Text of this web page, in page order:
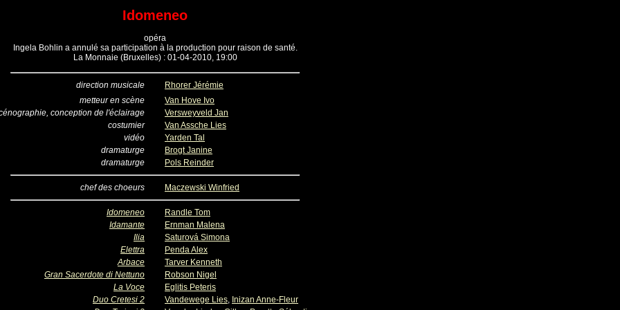
Idomeneo
opéra
Ingela Bohlin a annulé sa participation à la production pour raison de santé.
La Monnaie (Bruxelles) : 01-04-2010, 19:00
direction musicale
Rhorer Jérémie
metteur en scène
Van Hove Ivo
conception de l'éclairage
Versweyveld Jan
costumier
Van Assche Lies
vidéo
Yarden Tal
dramaturge
Brogt Janine
dramaturge
Pols Reinder
chef des choeurs Maczewski Winfried
Idomeneo
Randle Tom
Idamante
Ernman Malena
Ilia
Saturová Simona
Elettra
Penda Alex
Arbace
Tarver Kenneth
Gran Sacerdote di Nettuno
Robson Nigel
La Voce
Eglitis Peteris
Duo Cretesi 2
Vandewege Lies, Inizan Anne-Fleur